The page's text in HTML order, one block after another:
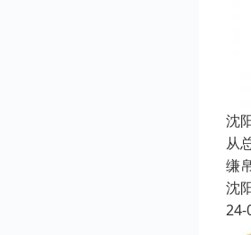
沈
从
缣
沈
24-